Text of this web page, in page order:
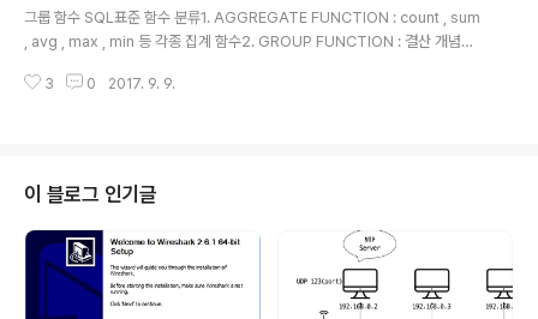
454647484950515253545556575859606162636465666768
69701. 그릅..
그룹 함수 SQL표준 함수 분류1. AGGREGATE FUNCTION : count , sum
, avg , max , min 등 각종 집계 함수2. GROUP FUNCTION : 결산 개념의
ION : 분석함수나 순위함수 같은 데이터 웨어하우스에서 발전한 기능123456
위해 사용.그룹핑된 컬럼의 수가 n 이면 소계는 N+1 레벨이 생성 SELECT D
NAME, J..
3 0 2017. 9. 9.
이 블로그 인기글